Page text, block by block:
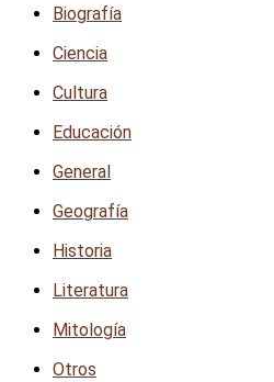
Biografía
Ciencia
Cultura
Educación
General
Geografía
Historia
Literatura
Mitología
Otros